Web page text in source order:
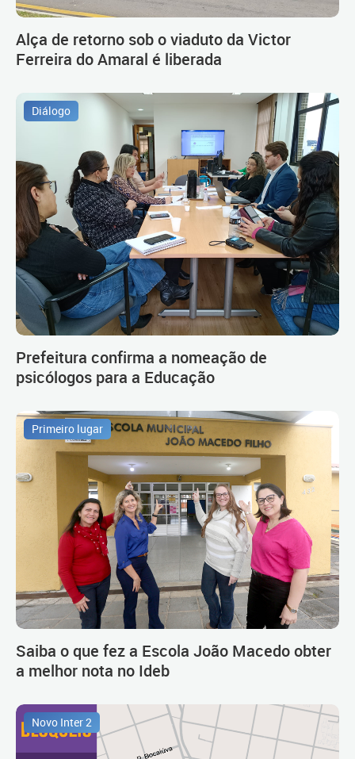
Alça de retorno sob o viaduto da Victor
Ferreira do Amaral é liberada
Diálogo
Prefeitura confirma a nomeação de
psicólogos para a Educação
Primeiro lugar
Saiba o que fez a Escola João Macedo obter
a melhor nota no Ideb
Novo Inter 2